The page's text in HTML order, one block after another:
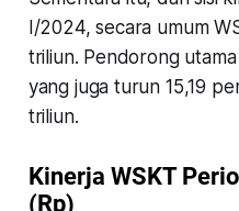
I/2024, secara umum
triliun. Pendorong
yang juga turun 15,19
triliun.